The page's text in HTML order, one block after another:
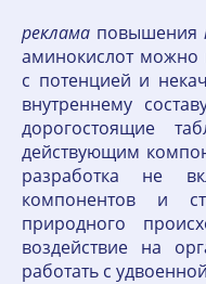
реклама повышения
аминокислот можно
с потенцией и
внутреннему
дорогостоящие
действующим
разработка не
компонентов и
природного
воздействие на
работать с